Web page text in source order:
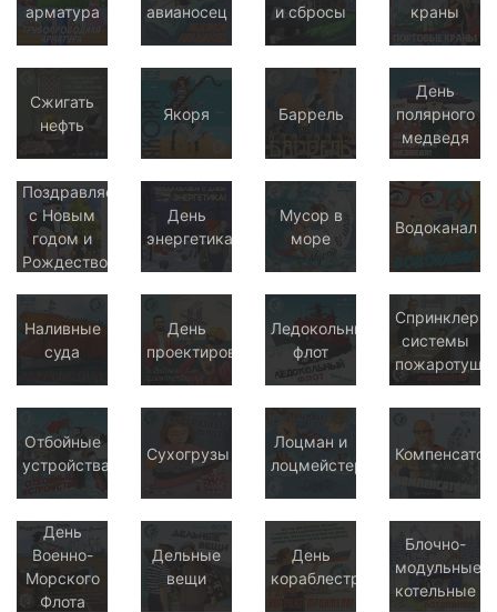
арматура
авианосец
и сбросы
краны
Сжигать
нефть
Якоря Баррель
День
полярного
медведя
Поздравляем
с Новым
годом и
Рождеством!
День
энергетика
Мусор в
море
Водоканал
Наливные
суда
День
проектировщика
Ледокольный
флот
системы
Отбойные
устройства
Сухогрузы
Лоцман и
лоцмейстер
День
Военно-
Морского
Флота
Дельные
вещи
День
кораблестроителя
Блочно-
модульные
котельные